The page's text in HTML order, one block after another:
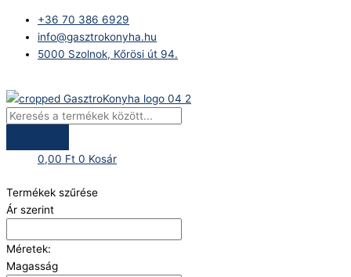
content
+36 70 386 6929
info@gasztrokonyha.hu
5000 Szolnok, Kőrösi út 94.
search
0,00 Ft 0 Kosár
Termékek szűrése
Ár szerint
Méretek:
Magasság